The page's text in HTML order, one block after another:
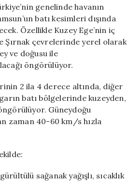
Yağışlar
ve
Sıcaklık
Değişiklikleri
için
genelinde havanın
batı kesimleri dışında
Özellikle Kuzey Ege’nin iç
Şırnak çevrelerinde yerel olarak
ve doğusu ile
öngörülüyor.
2 ila 4 derece altında, diğer
batı bölgelerinde kuzeyden,
Güneydoğu
zaman 40-60 km/s hızla
sağanak yağışlı, sıcaklık